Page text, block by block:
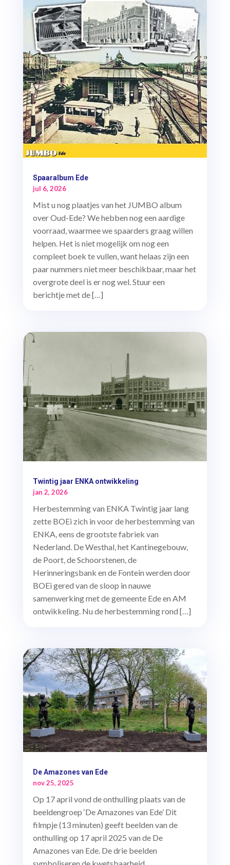
Spaaralbum Ede
jul 6, 2026
Mist u nog plaatjes van het JUMBO album
over Oud-Ede? We hebben nog een aardige
voorraad, waarmee we spaarders graag willen
helpen. Het is niet mogelijk om nog een
compleet boek te vullen, want helaas zijn een
paar nummers niet meer beschikbaar, maar het
overgrote deel is er nog wel. Stuur een
berichtje met de […]
Twintig jaar ENKA ontwikkeling
jan 2, 2026
Herbestemming van ENKA Twintig jaar lang
zette BOEi zich in voor de herbestemming van
ENKA, eens de grootste fabriek van
Nederland. De Westhal, het Kantinegebouw,
de Poort, de Schoorstenen, de
Herinneringsbank en de Fontein werden door
BOEi gered van de sloop in nauwe
samenwerking met de gemeente Ede en AM
ontwikkeling. Nu de herbestemming rond […]
De Amazones van Ede
nov 25, 2025
Op 17 april vond de onthulling plaats van de
beeldengroep ‘De Amazones van Ede’ Dit
filmpje (13 minuten) geeft beelden van de
onthulling op 17 april 2025 van de De
Amazones van Ede. De drie beelden